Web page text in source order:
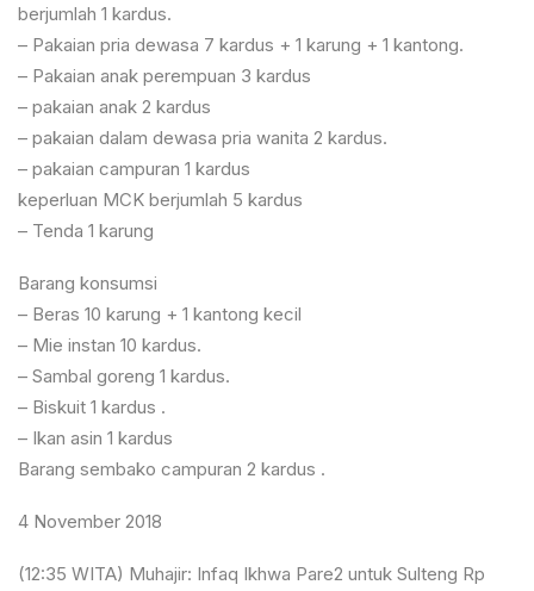
berjumlah 1 kardus.
– Pakaian pria dewasa 7 kardus + 1 karung + 1 kantong.
– Pakaian anak perempuan 3 kardus
– pakaian anak 2 kardus
– pakaian dalam dewasa pria wanita 2 kardus.
– pakaian campuran 1 kardus
keperluan MCK berjumlah 5 kardus
– Tenda 1 karung
Barang konsumsi
– Beras 10 karung + 1 kantong kecil
– Mie instan 10 kardus.
– Sambal goreng 1 kardus.
– Biskuit 1 kardus .
– Ikan asin 1 kardus
Barang sembako campuran 2 kardus .
4 November 2018
(12:35 WITA) Muhajir: Infaq Ikhwa Pare2 untuk Sulteng Rp